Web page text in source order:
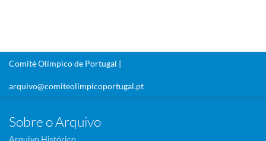
Comité Olímpico de Portugal |
arquivo@comiteolimpicoportugal.pt
Sobre o Arquivo
Arquivo Histórico